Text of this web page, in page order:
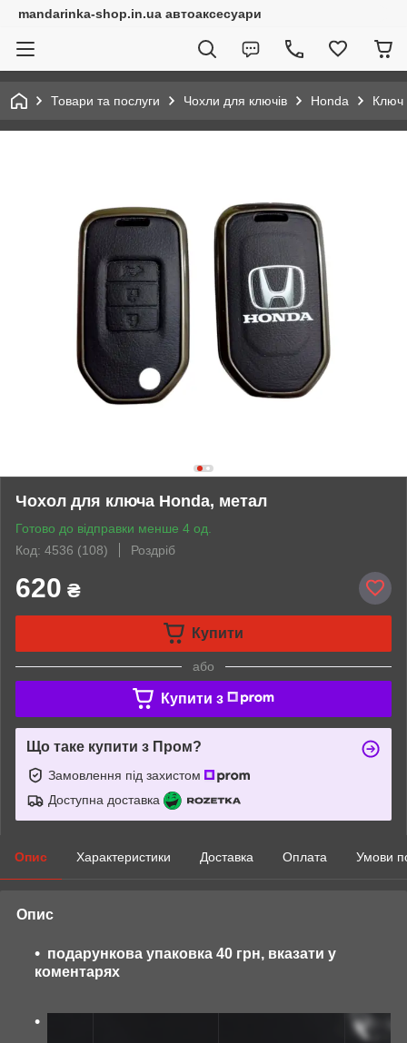
mandarinka-shop.in.ua автоаксесуари
Товари та послуги Чохли для ключів Honda Ключ
Чохол для ключа Honda, метал
Готово до відправки менше 4 од.
Код: 4536 (108)
Роздріб
620 ₴
Купити
або
Купити з
Що таке купити з Пром?
Замовлення під захистом
Доступна доставка
Опис Характеристики Доставка Оплата Умови
Опис
подарункова упаковка 40 грн, вказати у
коментарях